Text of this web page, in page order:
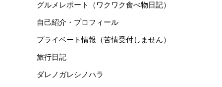
グルメレポート（ワクワク食べ物日記）
自己紹介・プロフィール
プライベート情報（苦情受付しません）
旅行日記
ダレノガレシノハラ